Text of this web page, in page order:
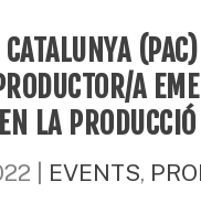
A
LA
EVENTS,